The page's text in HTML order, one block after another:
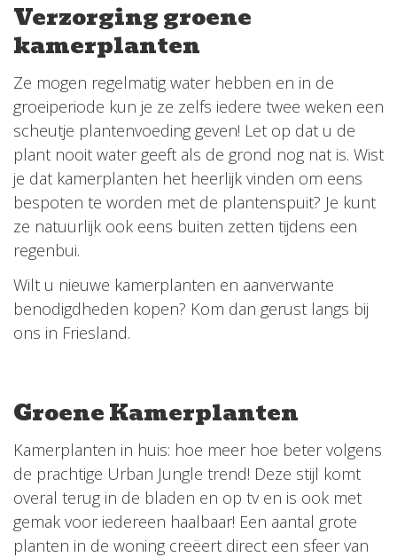
Verzorging groene
kamerplanten
Ze mogen regelmatig water hebben en in de
groeiperiode kun je ze zelfs iedere twee weken een
scheutje plantenvoeding geven! Let op dat u de
plant nooit water geeft als de grond nog nat is. Wist
je dat kamerplanten het heerlijk vinden om eens
bespoten te worden met de plantenspuit? Je kunt
ze natuurlijk ook eens buiten zetten tijdens een
regenbui.
Wilt u nieuwe kamerplanten en aanverwante
benodigdheden kopen? Kom dan gerust langs bij
ons in Friesland.
Groene Kamerplanten
Kamerplanten in huis: hoe meer hoe beter volgens
de prachtige Urban Jungle trend! Deze stijl komt
overal terug in de bladen en op tv en is ook met
gemak voor iedereen haalbaar! Een aantal grote
planten in de woning creëert direct een sfeer van